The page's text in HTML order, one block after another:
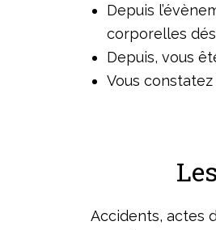
Depuis
corporelles
Depuis, vous
Vous
Accidents, actes